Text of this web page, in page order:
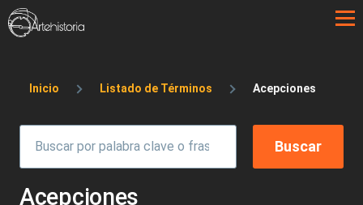
Pasar al contenido principal
Sobrescribir enlaces de ayuda a la
Inicio Listado de Términos Acepciones
Acepciones